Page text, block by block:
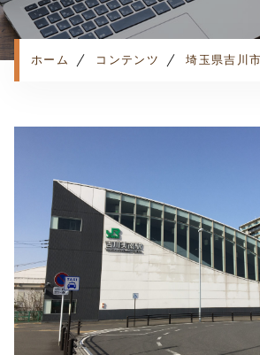
予約状況
プライバシーポリシー
ホーム コンテンツ